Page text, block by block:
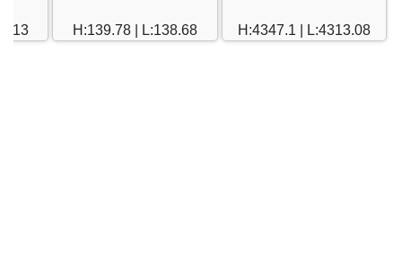
H:4347.1 | L:4313.08
H:139.78 | L:138.68